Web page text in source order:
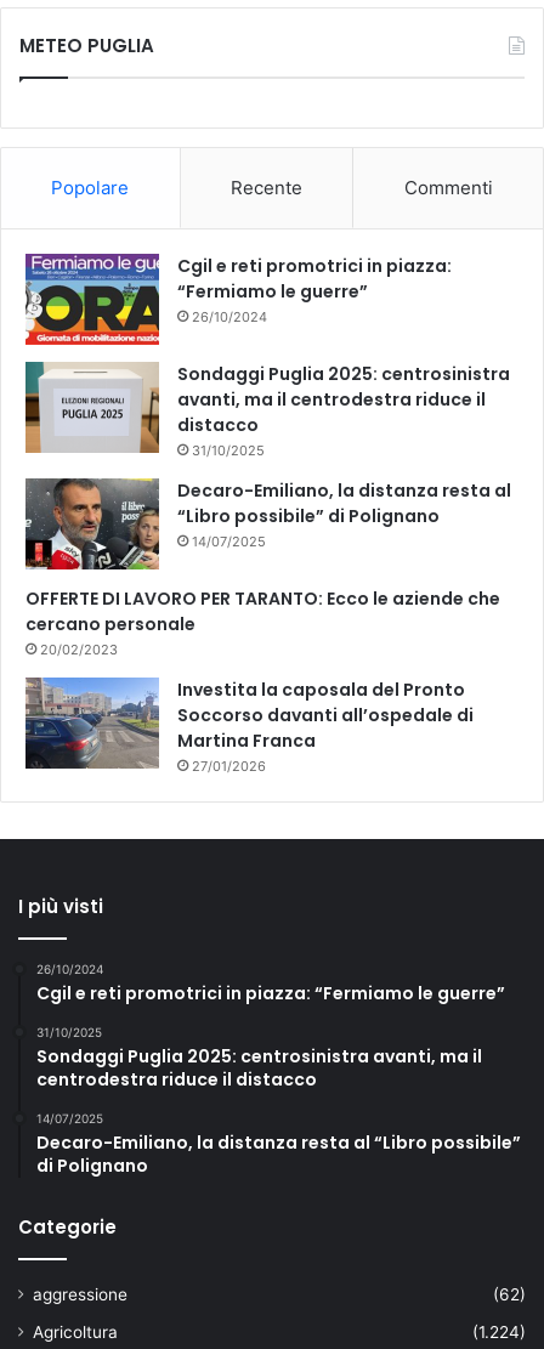
c
i
z
a
o
v
T
a
a
o
p
e
d
e
n
e
c
k
u
METEO PUGLIA
Popolare Recente Commenti
Cgil e reti promotrici in piazza:
“Fermiamo le guerre”
26/10/2024
Sondaggi Puglia 2025: centrosinistra
avanti, ma il centrodestra riduce il
distacco
31/10/2025
Decaro-Emiliano, la distanza resta al
“Libro possibile” di Polignano
14/07/2025
OFFERTE DI LAVORO PER TARANTO: Ecco le aziende che
cercano personale
20/02/2023
Investita la caposala del Pronto
Soccorso davanti all’ospedale di
Martina Franca
27/01/2026
I più visti
26/10/2024
Cgil e reti promotrici in piazza: “Fermiamo le guerre”
31/10/2025
Sondaggi Puglia 2025: centrosinistra avanti, ma il
centrodestra riduce il distacco
14/07/2025
Decaro-Emiliano, la distanza resta al “Libro possibile”
di Polignano
Categorie
aggressione
(62)
Agricoltura
(1.224)